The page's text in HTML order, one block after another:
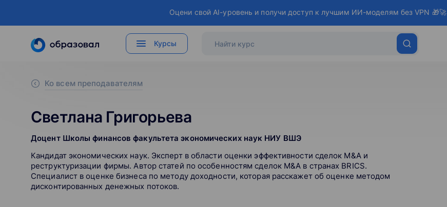
Оцени свой AI-уровень и получи доступ к лучшим ИИ-моделям без VPN 🎁🚀
Курсы
Ко всем преподавателям
Светлана Григорьева
Доцент Школы финансов факультета экономических наук НИУ ВШЭ
Кандидат экономических наук. Эксперт в области оценки эффективности сделок M&A и
реструктуризации фирмы. Автор статей по особенностям сделок M&A в странах BRICS.
Специалист в оценке бизнеса по методу доходности, которая расскажет об оценке методом
дисконтированных денежных потоков.